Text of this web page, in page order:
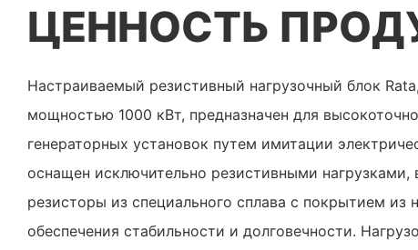
ЦЕННОСТЬ
Настраиваемый резистивный нагрузочный блок
мощностью 1000 кВт, предназначен для
генераторных установок путем имитации
оснащен исключительно резистивными
резисторы из специального сплава с покрытием
обеспечения стабильности и долговечности.